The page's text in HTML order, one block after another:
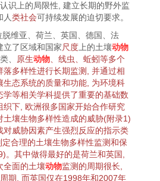
识上的局限性, 建立长期的野外监
人类社会可持续发展的迫切要求。
维亚、荷兰、英国、德国、法
立了区域和国家尺度 上的土壤动物
、
原生动物 、线虫、蚯蚓等多个
落多样性进行长期监测, 并通过相
生态系统的质量和功能, 为环境科
学等相关学科提供了重要的基础数
织下, 欧洲很多国家开始合作研究
土壤生物多样性造成的威胁(附录1)
对威胁因素产生强烈反应的指示类
定合理的土壤生物多样性监测和保
)。其中做得最好的是荷兰和英国,
全面的土壤动物监测的周期很长,
周期 , 而英国仅在1998年和2007年